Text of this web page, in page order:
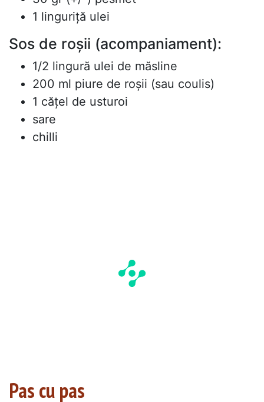
1 linguriță ulei
Sos de roșii (acompaniament):
1/2 lingură ulei de măsline
200 ml piure de roșii (sau coulis)
1 cățel de usturoi
sare
chilli
Pas cu pas